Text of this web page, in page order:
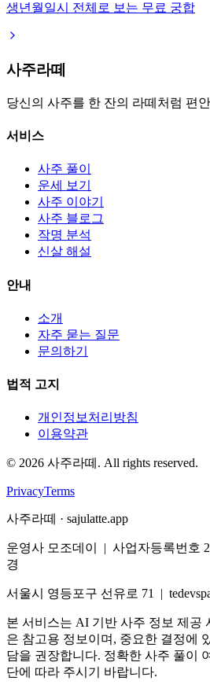
생년월일시 전체로 보는 무료 궁합
사주라떼
당신의 사주를 한 잔의 라떼처럼 편
서비스
사주 풀이
운세 보기
사주 이야기
사주 블로그
작명 분석
신살 해설
안내
소개
자주 묻는 질문
문의하기
법적 고지
개인정보처리방침
이용약관
© 2026 사주라떼. All rights reserved.
PrivacyTerms
사주라떼 · sajulatte.app
운영사 모조데이 | 사업자등록번호
경
서울시 영등포구 선유로 71 |
본 서비스는 AI 기반 사주 정보 제공
은 참고용 정보이며, 중요한 결정에
담을 권장합니다. 정확한 사주 풀이
단에 따라 주시기 바랍니다.